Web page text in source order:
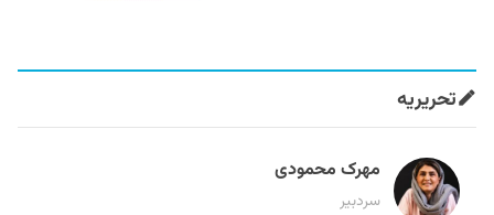
تحریریه
مهرک محمودی
سردبیر